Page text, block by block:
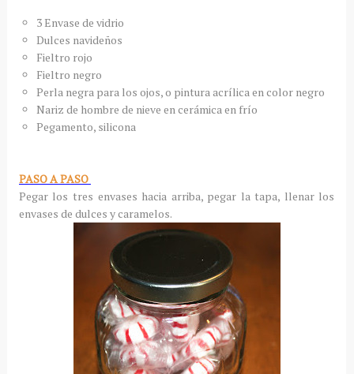
3 Envase de vidrio
Dulces navideños
Fieltro rojo
Fieltro negro
Perla negra para los ojos, o pintura acrílica en color negro
Nariz de hombre de nieve en cerámica en frío
Pegamento, silicona
PASO A PASO
Pegar los tres envases hacia arriba, pegar la tapa, llenar los
envases de dulces y caramelos.